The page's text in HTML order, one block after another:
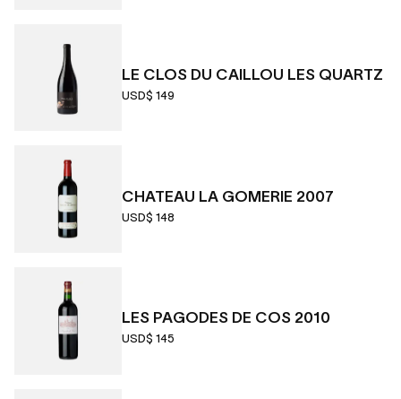
LE CLOS DU CAILLOU LES QUARTZ
USD$ 149
CHATEAU LA GOMERIE 2007
USD$ 148
LES PAGODES DE COS 2010
USD$ 145